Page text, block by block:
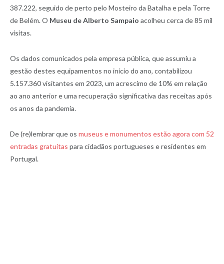
387.222, seguido de perto pelo Mosteiro da Batalha e pela Torre
de Belém. O Museu de Alberto Sampaio acolheu cerca de 85 mil
visitas.
Os dados comunicados pela empresa pública, que assumiu a
gestão destes equipamentos no início do ano, contabilizou
5.157.360 visitantes em 2023, um acrescimo de 10% em relação
ao ano anterior e uma recuperação significativa das receitas após
os anos da pandemia.
De (re)lembrar que os museus e monumentos estão agora com 52
entradas gratuitas para cidadãos portugueses e residentes em
Portugal.